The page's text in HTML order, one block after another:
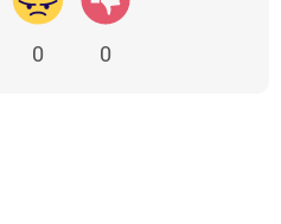
0 0